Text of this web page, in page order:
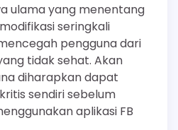
ulama yang menentang
seringkali
pengguna dari
tidak sehat. Akan
diharapkan dapat
sendiri sebelum
aplikasi FB